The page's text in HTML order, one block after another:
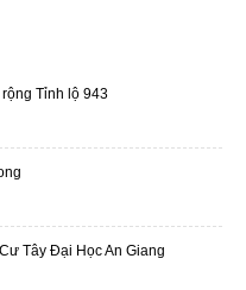
Tỉnh lộ 943
Tây Đại Học An Giang